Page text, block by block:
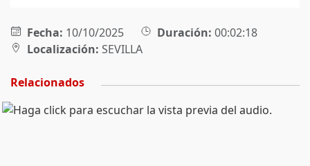
Fecha: 10/10/2025 Duración: 00:02:18
Localización: SEVILLA
Relacionados